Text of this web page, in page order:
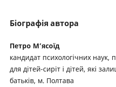
Біографія автора
Петро М’ясоїд
кандидат психологічних наук,
для дітей-сиріт і дітей, які
батьків, м. Полтава